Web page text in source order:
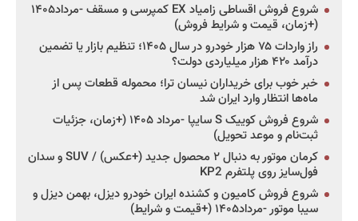
شروع فروش اقساطی زامیاد EX کمپرسی و مسقف -مرداد۱۴۰۵
(+زمان، قیمت و شرایط فروش)
راز واردات ۷۵ هزار خودرو در سال ۱۴۰۵؛ تنظیم بازار یا تضمین
درآمد ۴۲۰ هزار میلیاردی دولت؟
خبر خوب برای خریداران نیسان ترا؛ محموله قطعات پس از
ماه‌ها انتظار وارد ایران شد
شروع فروش کوییک S سایپا -مرداد ۱۴۰۵ (+زمان، جزئیات
ثبت‌نام و موعد تحویل)
کرمان موتور به دنبال ۲ محصول جدید (+عکس) / SUV و سدان
فول‌سایز روی پلتفرم KP2
شروع فروش کامیون و کشنده ایران خودرو دیزل، بهمن دیزل و
سیبا موتور -مرداد۱۴۰۵ (+قیمت و شرایط)